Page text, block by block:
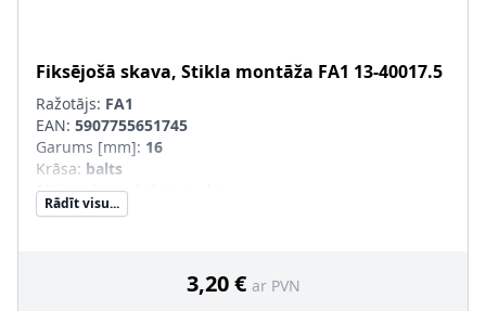
Fiksējošā skava, Stikla montāža FA1 13-40017.5
Ražotājs: FA1
EAN: 5907755651745
Garums [mm]: 16
Krāsa: balts
Blīvgredzena krāsa
Rādīt visu...
3,20 € ar PVN